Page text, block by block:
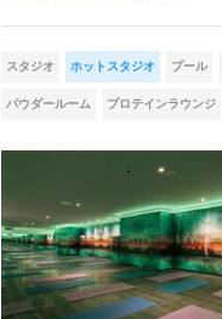
スタジオ ホットスタジオ プール
パウダールーム プロテインラウンジ